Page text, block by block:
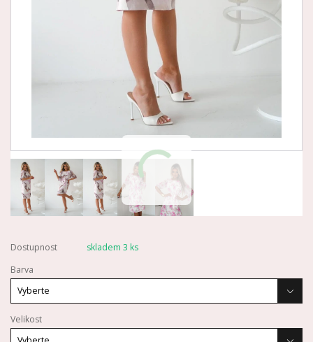
Dostupnost
skladem 3 ks
Barva
Velikost